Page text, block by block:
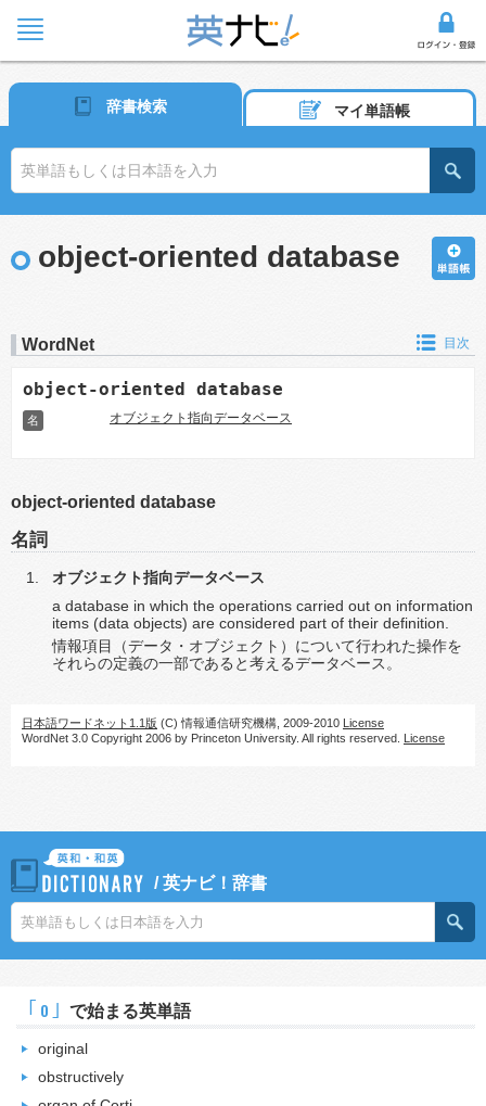
辞書検索 マイ単語帳
object-oriented database
WordNet 目次
object-oriented database
名 オブジェクト指向データベース
object-oriented database
名詞
オブジェクト指向データベース
a database in which the operations carried out on information
items (data objects) are considered part of their definition.
情報項目（データ・オブジェクト）について行われた操作を
それらの定義の一部であると考えるデータベース。
日本語ワードネット1.1版 (C) 情報通信研究機構, 2009-2010 License
WordNet 3.0 Copyright 2006 by Princeton University. All rights reserved. License
/英ナビ！辞書
｢o｣ で始まる英単語
original
obstructively